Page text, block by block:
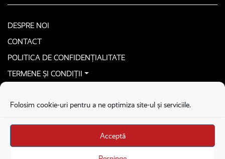
Folosim cookie-uri pentru a ne optimiza site-ul și serviciile.
Acceptă
DESPRE NOI
CONTACT
POLITICA DE CONFIDENȚIALITATE
TERMENE ȘI CONDIȚII
Stega creative
Brandul Recorder e operat de Asociația Recorder Community, sub licența SC